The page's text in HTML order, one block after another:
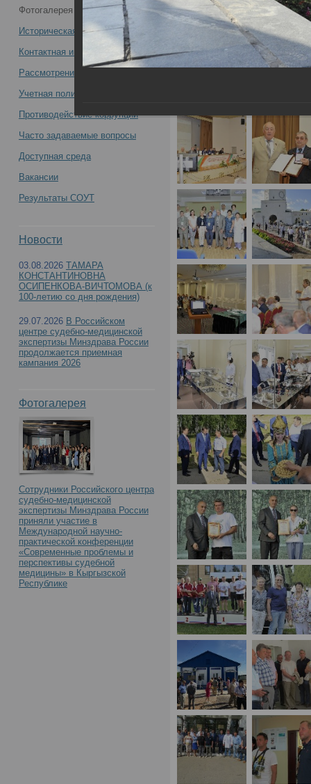
судебно-медицинских экспертов
Республики Татарстан и Приволжско-
Уральской ассоциации судебно-
медицинских экспертов с
международным участием -
50-я научно-практическая конференция
Приволжско-Уральской ассоциации судебно-
Фотогалерея
Историческая справка
Контактная информация
Рассмотрение обращений
Учетная политика учреждения
Противодействие коррупции
Часто задаваемые вопросы
Доступная среда
Вакансии
Результаты СОУТ
Новости
03.08.2026 ТАМАРА
КОНСТАНТИНОВНА
ОСИПЕНКОВА-ВИЧТОМОВА (к
100-летию со дня рождения)
29.07.2026 В Российском
центре судебно-медицинской
экспертизы Минздрава России
продолжается приемная
кампания 2026
Фотогалерея
Сотрудники Российского центра
судебно-медицинской
экспертизы Минздрава России
приняли участие в
Международной научно-
практической конференции
«Современные проблемы и
перспективы судебной
медицины» в Кыргызской
Республике
23 июня 2016